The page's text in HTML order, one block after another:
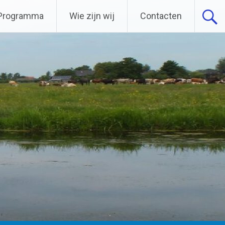
Wie zijn wij Contacten